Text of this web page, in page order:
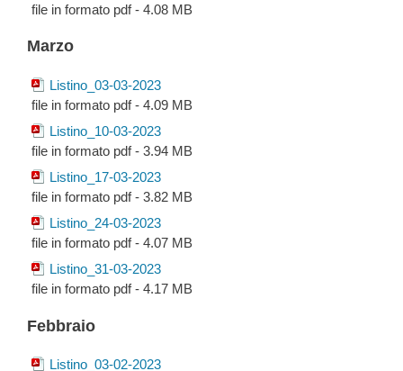
file in formato pdf - 4.08 MB
Marzo
Listino_03-03-2023
file in formato pdf - 4.09 MB
Listino_10-03-2023
file in formato pdf - 3.94 MB
Listino_17-03-2023
file in formato pdf - 3.82 MB
Listino_24-03-2023
file in formato pdf - 4.07 MB
Listino_31-03-2023
file in formato pdf - 4.17 MB
Febbraio
Listino_03-02-2023